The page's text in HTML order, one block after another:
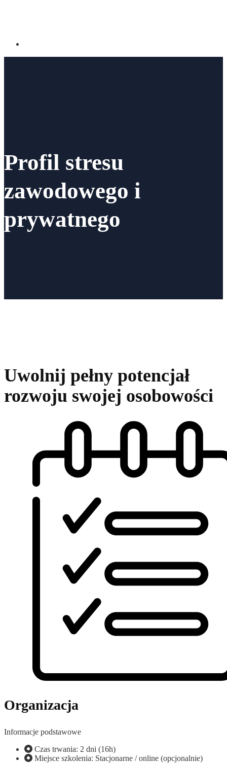
Profil stresu
zawodowego i
prywatnego
Uwolnij pełny potencjał
rozwoju swojej osobowości
Organizacja
Informacje podstawowe
Czas trwania: 2 dni (16h)
Miejsce szkolenia: Stacjonarne / online (opcjonalnie)